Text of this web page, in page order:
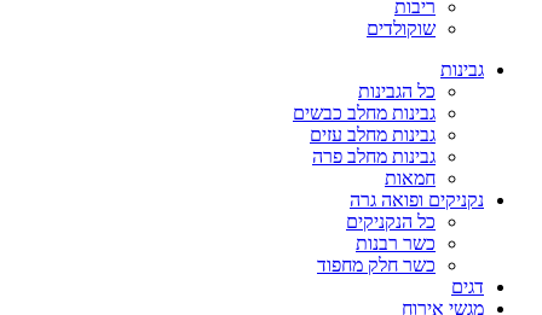
ריבות
שוקולדים
גבינות
כל הגבינות
גבינות מחלב כבשים
גבינות מחלב עזים
גבינות מחלב פרה
חמאות
נקניקים ופואה גרה
כל הנקניקים
כשר רבנות
כשר חלק מחפוד
דגים
מגשי אירוח